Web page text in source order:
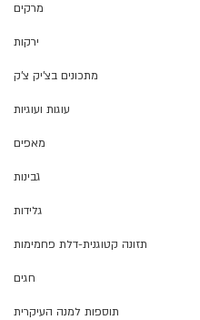
מרקים
ירקות
מתכונים בצ'יק צ'ק
עוגות ועוגיות
מאפים
גבינות
גלידות
תזונה קטוגנית-דלת פחמימות
חגים
תוספות למנה העיקרית